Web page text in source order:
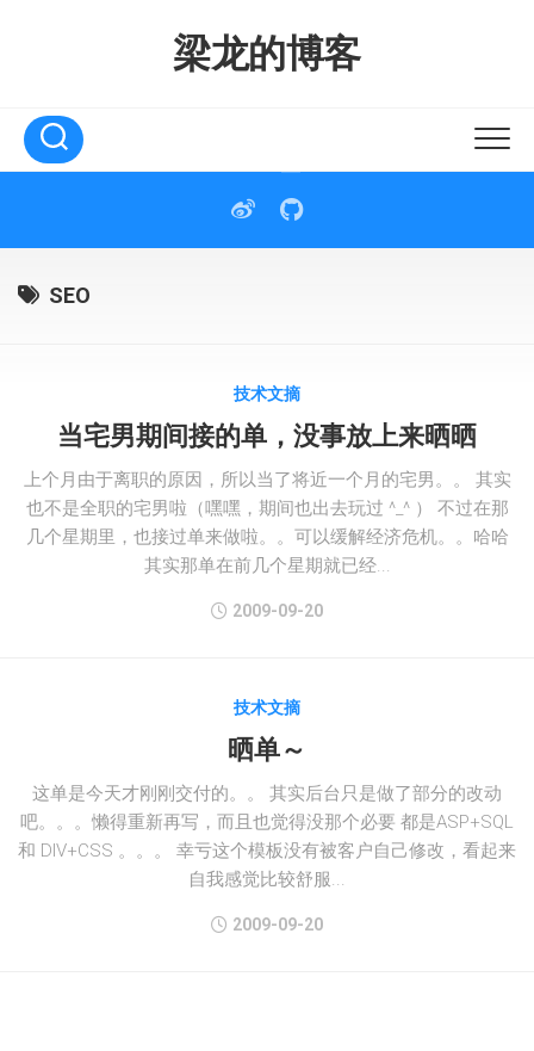
梁龙的博客
SEO
技术文摘
当宅男期间接的单，没事放上来晒晒
上个月由于离职的原因，所以当了将近一个月的宅男。。 其实
也不是全职的宅男啦（嘿嘿，期间也出去玩过 ^_^ ） 不过在那
几个星期里，也接过单来做啦。。可以缓解经济危机。。哈哈
其实那单在前几个星期就已经...
2009-09-20
技术文摘
晒单～
这单是今天才刚刚交付的。。 其实后台只是做了部分的改动
吧。。。懒得重新再写，而且也觉得没那个必要 都是ASP+SQL
和 DIV+CSS 。。。 幸亏这个模板没有被客户自己修改，看起来
自我感觉比较舒服...
2009-09-20